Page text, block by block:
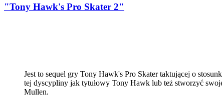
"Tony Hawk's Pro Skater 2"
Jest to sequel gry Tony Hawk's Pro Skater taktującej o
tej dyscypliny jak tytułowy Tony Hawk lub też stworzyć
Mullen.